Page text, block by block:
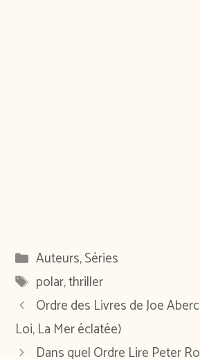
Catégories
Auteurs,Séries
Étiquettes
polar,thriller
Ordre des Livres de Joe
Loi, La Mer éclatée)
Dans quel Ordre Lire Peter